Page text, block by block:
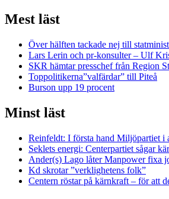
Mest läst
Över hälften tackade nej till
Lars Lerin och pr-konsulter – Ulf
SKR hämtar presschef från Region
Toppolitikerna”valfärdar” till Piteå
Burson upp 19 procent
Minst läst
Reinfeldt: I första hand Miljöpartiet i
Seklets energi: Centerpartiet sågar
Ander(s) Lago låter Manpower fixa
Kd skrotar ”verklighetens folk”
Centern röstar på kärnkraft – för att